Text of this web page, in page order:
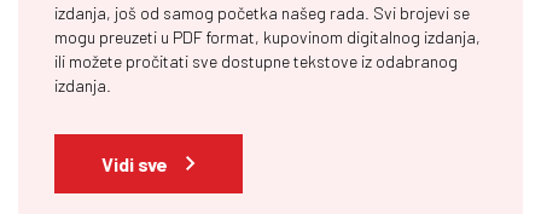
izdanja, još od samog početka našeg rada. Svi brojevi se
mogu preuzeti u PDF format, kupovinom digitalnog izdanja,
ili možete pročitati sve dostupne tekstove iz odabranog
izdanja.
Vidi sve